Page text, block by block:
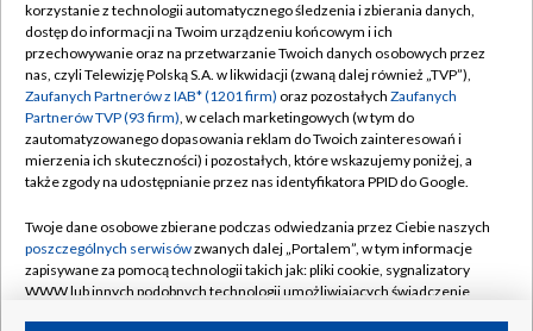
TVP
Abonament TVP
Emisja w TVP
Centrum informacji TVP
Naziemna Telewizja Cyfrowa
Rada Programowa
System NOS
Informacje o nadawcy
Regulamin TVP
Polityka prywatności
Moje zgody
Pomoc
Kontakt
Kanały
korzystanie z technologii automatycznego śledzenia i zbierania danych,
dostęp do informacji na Twoim urządzeniu końcowym i ich
przechowywanie oraz na przetwarzanie Twoich danych osobowych przez
nas, czyli Telewizję Polską S.A. w likwidacji (zwaną dalej również „TVP”),
Zaufanych Partnerów z IAB* (1201 firm) oraz pozostałych Zaufanych
Partnerów TVP (93 firm), w celach marketingowych (w tym do
zautomatyzowanego dopasowania reklam do Twoich zainteresowań i
mierzenia ich skuteczności) i pozostałych, które wskazujemy poniżej, a
także zgody na udostępnianie przez nas identyfikatora PPID do Google.
Twoje dane osobowe zbierane podczas odwiedzania przez Ciebie naszych
poszczególnych serwisówzwanych dalej „Portalem”, w tym informacje
zapisywane za pomocą technologii takich jak: pliki cookie, sygnalizatory
WWW lub innych podobnych technologii umożliwiających świadczenie